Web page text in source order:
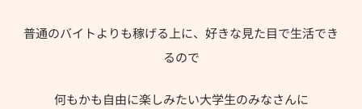
普通のバイトよりも稼げる上に、好きな見た目で生活でき
るので
何もかも自由に楽しみたい大学生のみなさんに